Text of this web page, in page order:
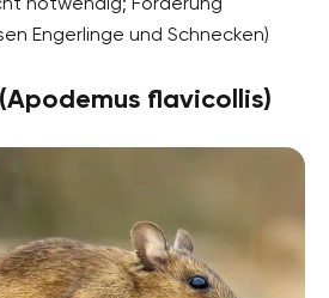
Engerlinge und Schnecken)
flavicollis)